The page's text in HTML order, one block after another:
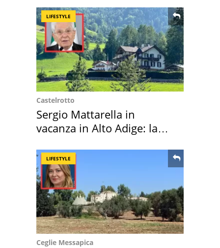
LIFESTYLE
Castelrotto
Sergio Mattarella in
vacanza in Alto Adige: la
LIFESTYLE
Ceglie Messapica